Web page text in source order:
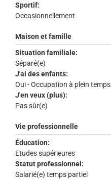
Sportif:
Occasionnellement
Maison et famille
Situation familiale:
Séparé(e)
J'ai des enfants:
Oui - Occupation à plein temps
J'en veux (plus):
Pas sûr(e)
Vie professionnelle
Éducation:
Etudes supérieures
Statut professionnel:
Salarié(e) temps partiel